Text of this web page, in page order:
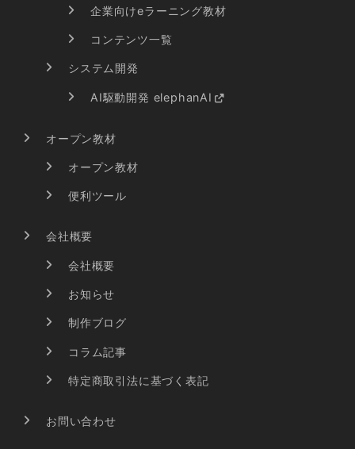
企業向けeラーニング教材
コンテンツ一覧
システム開発
AI駆動開発 elephanAI
オープン教材
オープン教材
便利ツール
会社概要
会社概要
お知らせ
制作ブログ
コラム記事
特定商取引法に基づく表記
お問い合わせ